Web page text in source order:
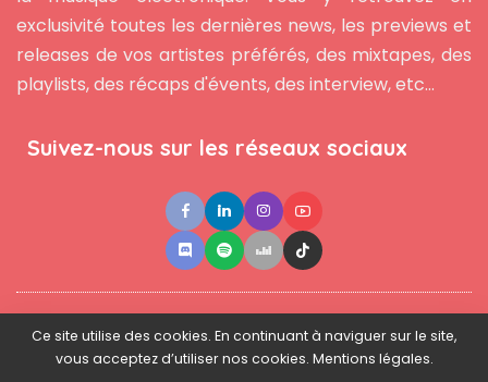
exclusivité toutes les dernières news, les previews et
releases de vos artistes préférés, des mixtapes, des
playlists, des récaps d'évents, des interview, etc...
Suivez-nous sur les réseaux sociaux
Contact ●Newsletter ● L'équipe ● Mentions légales
Ce site utilise des cookies. En continuant à naviguer sur le site,
vous acceptez d’utiliser nos cookies. Mentions légales.